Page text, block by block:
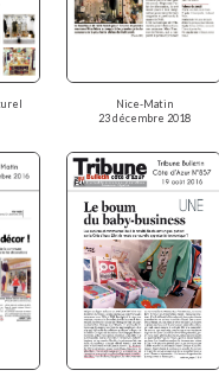
Nice-Matin
23 décembre 2018